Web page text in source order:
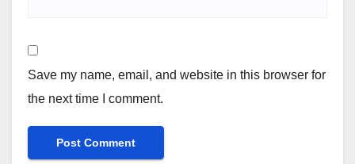
Save my name, email, and website in this browser for
the next time I comment.